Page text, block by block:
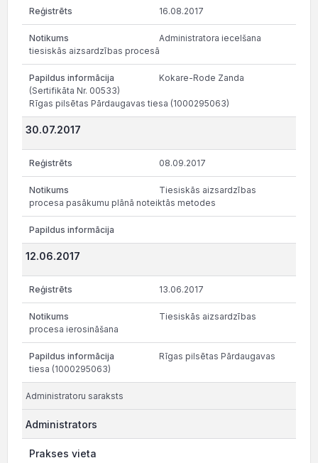
16.08.2017
Administratora iecelšana
tiesiskās aizsardzības procesā
Kokare-Rode Zanda
(Sertifikāta Nr. 00533)
Rīgas pilsētas Pārdaugavas tiesa (1000295063)
30.07.2017
08.09.2017
Tiesiskās aizsardzības
procesa pasākumu plānā noteiktās metodes
12.06.2017
13.06.2017
Tiesiskās aizsardzības
procesa ierosināšana
Rīgas pilsētas Pārdaugavas
tiesa (1000295063)
Administratoru saraksts
Administrators
Prakses vieta